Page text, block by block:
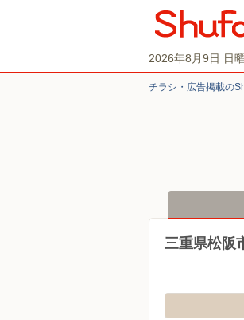
2026年8月9日 日
チラシ・​広告掲載の​
三重県松阪